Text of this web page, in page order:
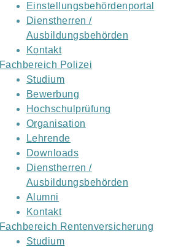
Einstellungsbehördenportal
Dienstherren /
Ausbildungsbehörden
Kontakt
Fachbereich Polizei
Studium
Bewerbung
Hochschulprüfung
Organisation
Lehrende
Downloads
Dienstherren /
Ausbildungsbehörden
Alumni
Kontakt
Fachbereich Rentenversicherung
Studium